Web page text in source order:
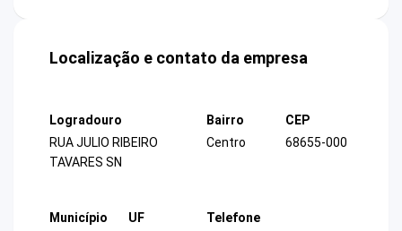
Localização e contato da empresa
Logradouro
RUA JULIO RIBEIRO
TAVARES SN
Bairro
Centro
CEP
68655-000
Município
UF
Telefone